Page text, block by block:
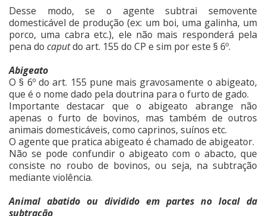
Desse modo, se o agente subtrai semovente
domesticável de produção (ex: um boi, uma galinha, um
porco, uma cabra etc.), ele não mais responderá pela
pena do caputdo art. 155 do CP e sim por este § 6º.
Abigeato
O § 6º do art. 155 pune mais gravosamente o abigeato,
que é o nome dado pela doutrina para o furto de gado.
Importante destacar que o abigeato abrange não
apenas o furto de bovinos, mas também de outros
animais domesticáveis, como caprinos, suínos etc.
O agente que pratica abigeato é chamado de abigeator.
Não se pode confundir o abigeato com o abacto, que
consiste no roubo de bovinos, ou seja, na subtração
mediante violência.
Animal abatido ou dividido em partes no local da
subtração